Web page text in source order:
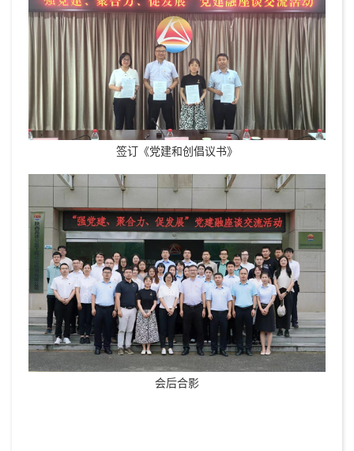
签订《党建和创倡议书》
会后合影